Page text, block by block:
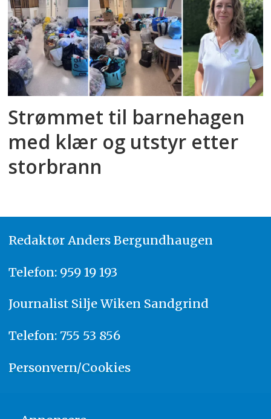
Strømmet til barnehagen
med klær og utstyr etter
storbrann
Redaktør Anders Bergundhaugen
Telefon: 959 19 193
Journalist Silje Wiken Sandgrind
Telefon: 755 53 856
Personvern/Cookies